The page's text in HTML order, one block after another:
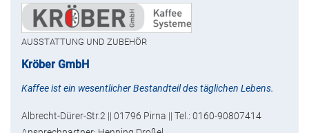
AUSSTATTUNG UND ZUBEHÖR
Kröber GmbH
Kaffee ist ein wesentlicher Bestandteil des täglichen Lebens.
Albrecht-Dürer-Str.2 || 01796 Pirna || Tel.: 0160-90807414